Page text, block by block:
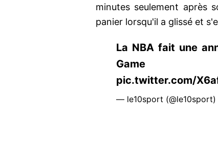
minutes seulement après
panier lorsqu'il a glissé et
La NBA fait une
Game
pic.twitter.com/
— le10sport (@le10sport)